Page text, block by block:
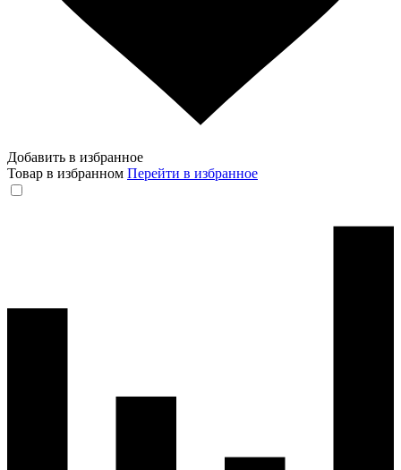
Добавить в избранное
Товар в избранном Перейти в избранное